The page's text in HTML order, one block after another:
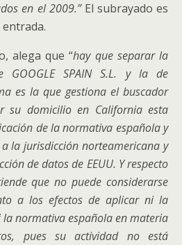
en el 2009.” El subrayado es
alega que “hay que separar la
GOOGLE SPAIN S.L. y la de
es la que gestiona el buscador
su domicilio en California esta
de la normativa española y
la jurisdicción norteamericana y
de datos de EEUU. Y respecto
que no puede considerarse
a los efectos de aplicar ni la
normativa española en materia
pues su actividad no está